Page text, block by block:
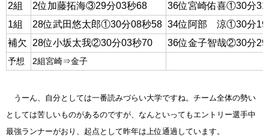
2組
2位加藤拓海③29分03秒68
36位宮崎佑喜①30分
1組
28位武田悠太郎①30分08秒58 34位阿部 涼①30分
補欠
28位小坂太我②30分03秒70 36位金子智哉②30分
予想 2組宮崎⇒金子
うーん、自分としては一番読みづらい大学ですね。チーム全体の勢い
としては苦しいものがあるのですが、なんといってもエントリー選手中
最強ランナーがおり、起点として昨年は上位通過しています。